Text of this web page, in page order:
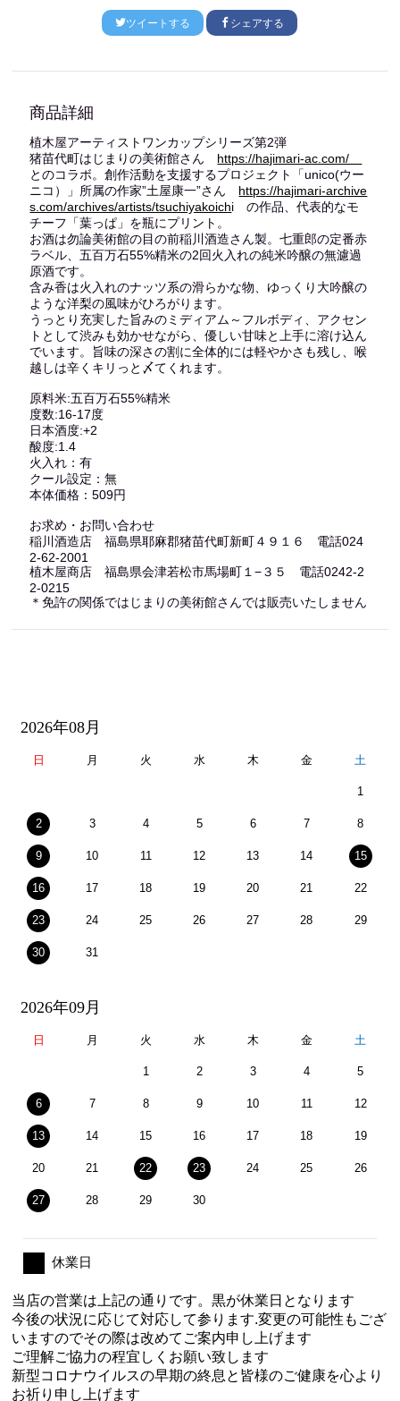
ツイートする シェアする
商品詳細
植木屋アーティストワンカップシリーズ第2弾
猪苗代町はじまりの美術館さん https://hajimari-ac.com/
とのコラボ。創作活動を支援するプロジェクト「unico(ウー
ニコ）」所属の作家”土屋康一”さん https://hajimari-archive
s.com/archives/artists/tsuchiyakoichi の作品、代表的なモ
チーフ「葉っぱ」を瓶にプリント。
お酒は勿論美術館の目の前稲川酒造さん製。七重郎の定番赤
ラベル、五百万石55%精米の2回火入れの純米吟醸の無濾過
原酒です。
含み香は火入れのナッツ系の滑らかな物、ゆっくり大吟醸の
ような洋梨の風味がひろがります。
うっとり充実した旨みのミディアム～フルボディ、アクセン
トとして渋みも効かせながら、優しい甘味と上手に溶け込ん
でいます。旨味の深さの割に全体的には軽やかさも残し、喉
越しは辛くキリっと〆てくれます。
原料米:五百万石55%精米
度数:16-17度
日本酒度:+2
酸度:1.4
火入れ：有
クール設定：無
本体価格：509円
お求め・お問い合わせ
稲川酒造店 福島県耶麻郡猪苗代町新町４９１６ 電話024
2-62-2001
植木屋商店 福島県会津若松市馬場町１−３５ 電話0242-2
2-0215
＊免許の関係ではじまりの美術館さんでは販売いたしません
2026年08月
日 月 火 水 木 金 土
1
2 3 4 5 6 7 8
9 10 11 12 13 14 15
16 17 18 19 20 21 22
23 24 25 26 27 28 29
30 31
2026年09月
日 月 火 水 木 金 土
1 2 3 4 5
6 7 8 9 10 11 12
13 14 15 16 17 18 19
20 21 22 23 24 25 26
27 28 29 30
休業日
当店の営業は上記の通りです。黒が休業日となります
今後の状況に応じて対応して参ります.変更の可能性もござ
いますのでその際は改めてご案内申し上げます
ご理解ご協力の程宜しくお願い致します
新型コロナウイルスの早期の終息と皆様のご健康を心より
お祈り申し上げます